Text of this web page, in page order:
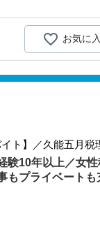
お気に
ト】／久能五月税
10年以上／女性
もプライベート